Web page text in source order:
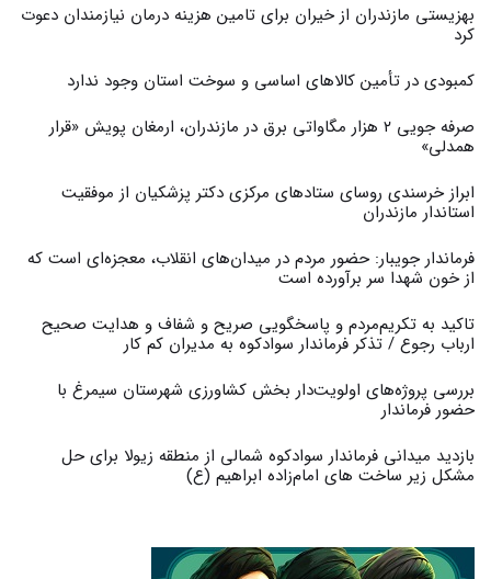
بهزیستی مازندران از خیران برای تامین هزینه درمان نیازمندان دعوت
کرد
کمبودی در تأمین کالاهای اساسی و سوخت استان وجود ندارد
صرفه جویی ۲ هزار مگاواتی برق در مازندران، ارمغان پویش «قرار
همدلی»
ابراز خرسندی روسای ستادهای مرکزی دکتر پزشکیان از موفقیت
استاندار مازندران
فرماندار جویبار: حضور مردم در میدان‌های انقلاب، معجزه‌ای است که
از خون شهدا سر برآورده است
تاکید به تکریم‌مردم و پاسخگویی صریح و شفاف و هدایت صحیح
ارباب رجوع / تذکر فرماندار سوادکوه به مدیران کم کار ‎
بررسی پروژه‌های اولویت‌دار بخش کشاورزی شهرستان سیمرغ با
حضور فرماندار
بازدید میدانی فرماندار سوادکوه شمالی از منطقه زیولا برای حل
مشکل زیر ساخت های امام‌زاده ابراهیم (ع)